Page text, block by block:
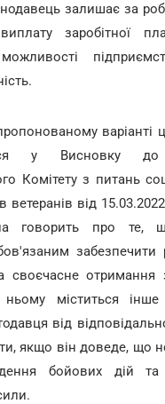
залишає за
заробітної
варіанті
у Висновку до
Комітету з питань
ветеранів від
говорить про те,
забезпечити
своєчасне отримання
міститься
від
якщо він доведе, що
бойових дій та